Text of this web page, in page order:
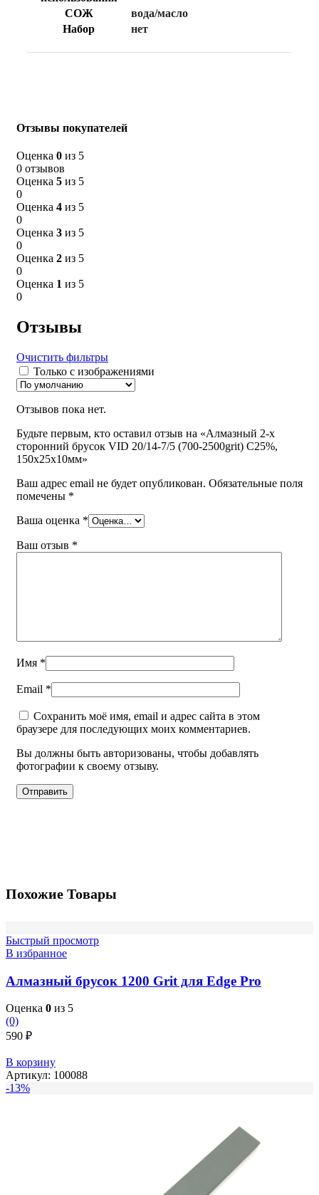
СОЖ
вода/масло
Набор
нет
Отзывы покупателей
Оценка 0 из 5
0 отзывов
Оценка 5 из 5
0
Оценка 4 из 5
0
Оценка 3 из 5
0
Оценка 2 из 5
0
Оценка 1 из 5
0
Отзывы
Очистить фильтры
Только с изображениями
Отзывов пока нет.
Будьте первым, кто оставил отзыв на «Алмазный 2-х
сторонний брусок VID 20/14-7/5 (700-2500grit) С25%,
150х25х10мм»
Ваш адрес email не будет опубликован. Обязательные поля
помечены *
Ваша оценка *
Ваш отзыв *
Имя *
Email *
Сохранить моё имя, email и адрес сайта в этом
браузере для последующих моих комментариев.
Вы должны быть авторизованы, чтобы добавлять
фотографии к своему отзыву.
Похожие Товары
Быстрый просмотр
В избранное
Алмазный брусок 1200 Grit для Edge Pro
Оценка 0 из 5
(0)
590 ₽
В корзину
Артикул: 100088
-13%